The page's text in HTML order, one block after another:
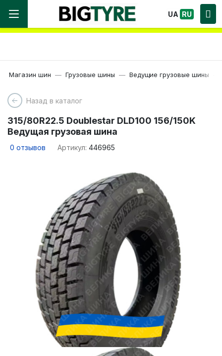
Мы работаем! Большой выбор Шин, быстрая
доставка по Украине!
UA RU
Магазин шин Грузовые шины Ведущие грузовые шины
Назад в каталог
315/80R22.5 Doublestar DLD100 156/150K
Ведущая грузовая шина
0 отзывов Артикул: 446965